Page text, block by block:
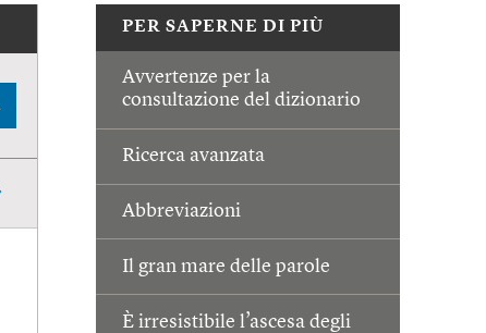
PER SAPERNE DI PIÙ
Avvertenze per la
consultazione del dizionario
Ricerca avanzata
Abbreviazioni
Il gran mare delle parole
È irresistibile l’ascesa degli